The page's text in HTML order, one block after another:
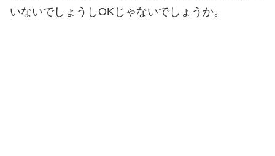
いないでしょうしOKじゃないでしょうか。